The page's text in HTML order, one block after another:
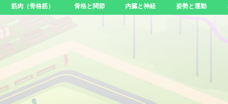
筋肉（骨格筋） 骨格と関節 内臓と神経 姿勢と運動